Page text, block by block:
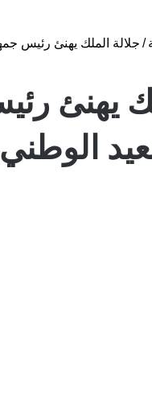
/ جلالة الملك يهنئ رئيس
يهنئ
الوطني